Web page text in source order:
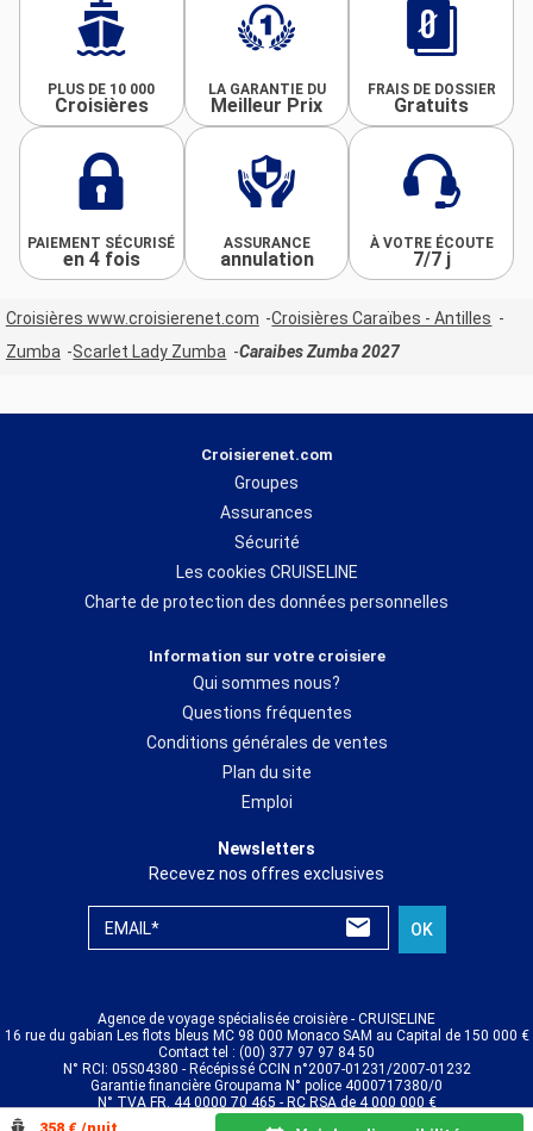
PLUS DE 10 000
Croisières
LA GARANTIE DU
Meilleur Prix
FRAIS DE DOSSIER
Gratuits
PAIEMENT SÉCURISÉ
en 4 fois
ASSURANCE
annulation
À VOTRE ÉCOUTE
7/7 j
Croisières www.croisierenet.com
Croisières Caraïbes - Antilles
Zumba
Scarlet Lady Zumba Caraibes Zumba 2027
Croisierenet.com
Groupes
Assurances
Sécurité
Les cookies CRUISELINE
Charte de protection des données personnelles
Information sur votre croisiere
Qui sommes nous?
Questions fréquentes
Conditions générales de ventes
Plan du site
Emploi
Newsletters
Recevez nos offres exclusives
EMAIL* OK
Agence de voyage spécialisée croisière - CRUISELINE
16 rue du gabian Les flots bleus MC 98 000 Monaco SAM au Capital de 150 000 €
Contact tel : (00) 377 97 97 84 50
N° RCI: 05S04380 - Récépissé CCIN n°2007-01231/2007-01232
Garantie financière Groupama N° police 4000717380/0
N° TVA FR. 44 0000 70 465 - RC RSA de 4 000 000 €
© CRUISELINE 2026 - all rights reserved